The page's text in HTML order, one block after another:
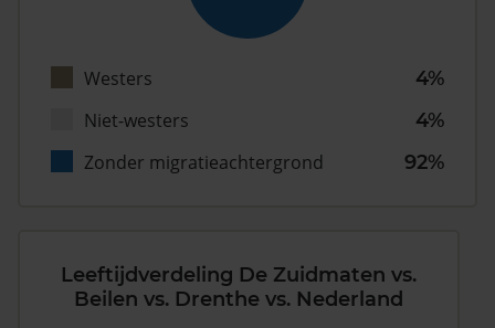
Westers
4%
Niet-westers
4%
Zonder migratieachtergrond
92%
Leeftijdverdeling De Zuidmaten vs.
Beilen vs. Drenthe vs. Nederland